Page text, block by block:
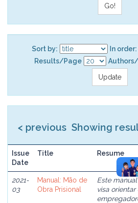
Sort by:
In order:
Results/Page
Showing
< previous
Issue
Date
Title Resume
2021-
03
Manual: Mão de
Obra Prisional
Este manual
visa orientar